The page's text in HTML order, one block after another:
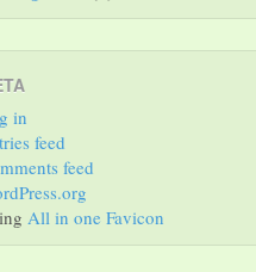
in
feed
feed
All in one Favicon